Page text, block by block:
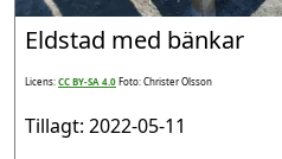
Eldstad med bänkar
Licens:CC BY-SA 4.0Foto: Christer Olsson
Tillagt: 2022-05-11